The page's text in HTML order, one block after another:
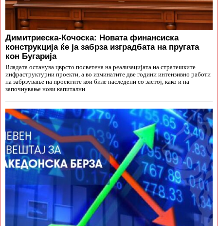
Димитриеска-Кочоска: Новата финансиска
конструкција ќе ја забрза изградбата на пругата
кон Бугарија
Владата останува цврсто посветена на реализацијата на стратешките
инфраструктурни проекти, а во изминатите две години интензивно работи
на забрзување на проектите кои биле наследени со застој, како и на
започнување нови капитални